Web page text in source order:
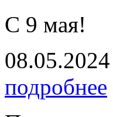
С 9 мая!
08.05.2024
подробнее